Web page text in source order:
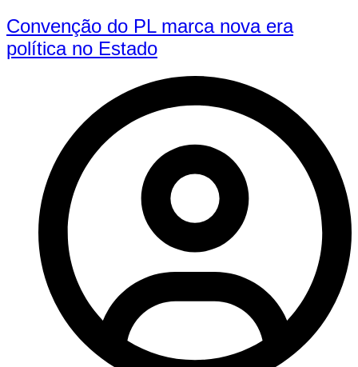
Convenção do PL marca nova era
política no Estado